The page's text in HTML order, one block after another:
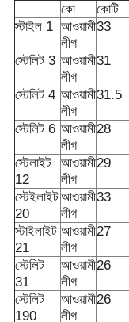
কো কোটি
স্টাইল 1 আওয়ামী
লীগ
33
স্টেলিট 3 আওয়ামী
লীগ
31
স্টেলিট 4 আওয়ামী
লীগ
31.5
স্টেলিট 6 আওয়ামী
লীগ
28
স্টেলাইট
12
আওয়ামী
লীগ
29
স্টেইলাইট
20
আওয়ামী
লীগ
33
স্টাইলাইট
21
আওয়ামী
লীগ
27
স্টেলিট
31
আওয়ামী
লীগ
26
স্টেলিট
190
আওয়ামী
লীগ
26